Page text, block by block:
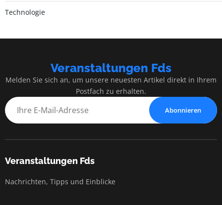
Technologie
Veranstaltungen Fds
Melden Sie sich an, um unsere neuesten Artikel direkt in Ihrem
Postfach zu erhalten.
Abonnieren
Veranstaltungen Fds
Nachrichten, Tipps und Einblicke